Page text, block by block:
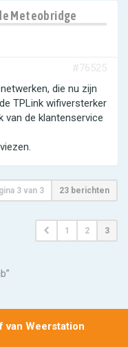
Meteobridge
#76525
die nu zijn
TPLink wifiversterker
van de klantenservice
3 van 3 23 berichten
1 2 3
van Weerstation